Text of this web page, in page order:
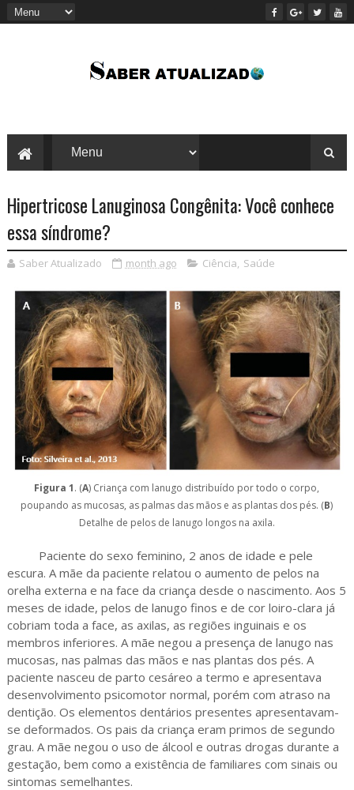
Hipertricose Lanuginosa Congênita: Você conhece
essa síndrome?
Saber Atualizado month ago Ciência, Saúde
Figura 1. (A) Criança com lanugo distribuído por todo o corpo,
poupando as mucosas, as palmas das mãos e as plantas dos pés. (B)
Detalhe de pelos de lanugo longos na axila.
Paciente do sexo feminino, 2 anos de idade e pele
escura. A mãe da paciente relatou o aumento de pelos na
orelha externa e na face da criança desde o nascimento. Aos 5
meses de idade, pelos de lanugo finos e de cor loiro-clara já
cobriam toda a face, as axilas, as regiões inguinais e os
membros inferiores. A mãe negou a presença de lanugo nas
mucosas, nas palmas das mãos e nas plantas dos pés. A
paciente nasceu de parto cesáreo a termo e apresentava
desenvolvimento psicomotor normal, porém com atraso na
dentição. Os elementos dentários presentes apresentavam-
se deformados. Os pais da criança eram primos de segundo
grau. A mãe negou o uso de álcool e outras drogas durante a
gestação, bem como a existência de familiares com sinais ou
sintomas semelhantes.